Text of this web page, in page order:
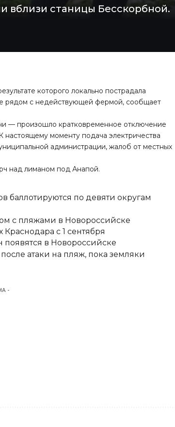
вблизи станицы Бесскорбной.
которого локально пострадала
рядом с недействующей фермой, сообщает
— произошло кратковременное отключение
моменту подача электричества
администрации, жалоб от местных
над лиманом под Анапой.
баллотируются по девяти округам
с пляжами в Новороссийске
с 1 сентября
в Новороссийске
атаки на пляж, пока земляки
-